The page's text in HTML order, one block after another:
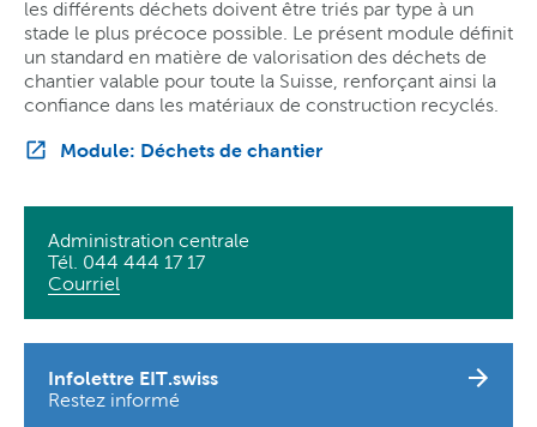
les différents déchets doivent être triés par type à un
stade le plus précoce possible. Le présent module définit
un standard en matière de valorisation des déchets de
chantier valable pour toute la Suisse, renforçant ainsi la
confiance dans les matériaux de construction recyclés.
Module: Déchets de chantier
Administration centrale
Tél. 044 444 17 17
Courriel
Infolettre EIT.swiss
Restez informé